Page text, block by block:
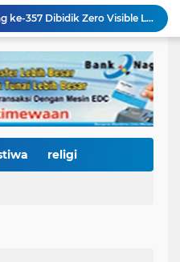
270 Rumah Terdampak Banjir Terima Bantuan Rp540 Juta, Pemko Padang Percepat Pemulihan Pascabencana
4.000 Pelari Kepung Pantai Cimpago, BOM Run 2026 Jadi Panggung Promosi Wisata dan Gastronomi Kota Padang
Padang Harmoni Festival 2026: Saat Keberagaman Menjadi Kekuatan, Empat Etnis Bersatu di Panggung Pantai Cimpago
KY Tetapkan 14 Calon Hakim Agung dan Hakim Ad Hoc MA, Nama Dr. Dhifla Wiyani dari Sumbar Masuk Dalam Daftar Kamar Pidana
Bencana Datang Bertubi-tubi, Perumda AM Padang Kebut Perbaikan IPA Gunung Pangilun, Ditarget Tuntas Akhir Agustus
Mata Jeli HJK 357: Warga Padang Diajak Jadi Pengawas Kebersihan, Kemeriahan HJK Harus Tetap Rancak dan Bersih
Dari Gedung Joeang 45 untuk Warga: 150 Masyarakat Padang Dapat Pemeriksaan Mata dan Kacamata Gratis
religi